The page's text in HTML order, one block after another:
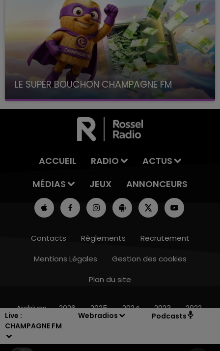
Live :
CHAMPAGNE FM
Webradios Podcasts
7h00 - 11h00
LE SUPER BOUCHON CHAMPAGNE FM
avec La Famille Champagne FM, à 8H10
ACCUEIL RADIO
ACTUS
MÉDIAS
JEUX ANNONCEURS
Contacts Règlements
Recrutement
Mentions Légales
Gestion des cookies
Plan du site
Archives 2026 2025 2024 2023 2022